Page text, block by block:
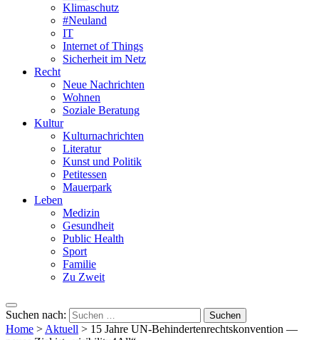
Klimaschutz
#Neuland
IT
Internet of Things
Sicherheit im Netz
Recht
Neue Nachrichten
Wohnen
Soziale Beratung
Kultur
Kulturnachrichten
Literatur
Kunst und Politik
Petitessen
Mauerpark
Leben
Medizin
Gesundheit
Public Health
Sport
Familie
Zu Zweit
Suchen nach:
Home >Aktuell > 15 Jahre UN-Behindertenrechtskonvention —